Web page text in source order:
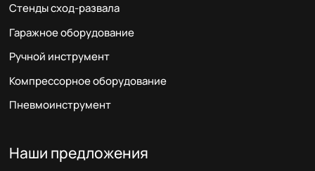
Стенды сход-развала
Гаражное оборудование
Ручной инструмент
Компрессорное оборудование
Пневмоинструмент
Наши предложения